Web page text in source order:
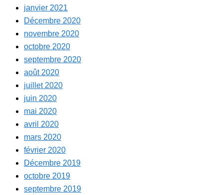
janvier 2021
Décembre 2020
novembre 2020
octobre 2020
septembre 2020
août 2020
juillet 2020
juin 2020
mai 2020
avril 2020
mars 2020
février 2020
Décembre 2019
octobre 2019
septembre 2019